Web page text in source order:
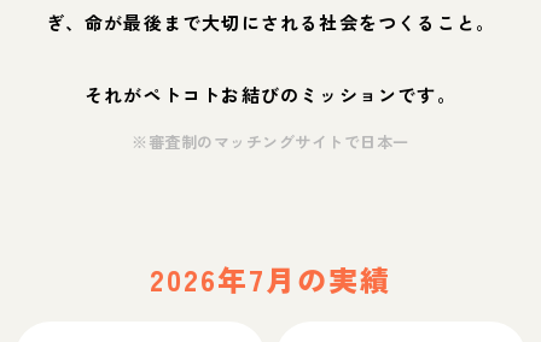
ぎ、命が最後まで大切にされる社会をつくること。
それがペトコトお結びのミッションです。
※審査制のマッチングサイトで日本一
2026年7月の実績